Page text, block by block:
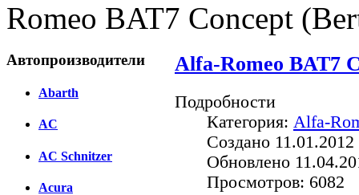
Romeo BAT7 Concept
Автопроизводители
Abarth
AC
AC Schnitzer
Acura
Alfa-Romeo BAT7
Подробности
Категория: Alfa-
Создано 11.01.2012
Обновлено
Просмотров: 6082